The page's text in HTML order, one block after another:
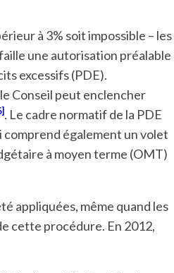
à 3% soit impossible – les
faille une autorisation préalable
excessifs (PDE).
Conseil peut enclencher
. Le cadre normatif de la PDE
comprend également un volet
à moyen terme (OMT)
appliquées, même quand les
cette procédure. En 2012,